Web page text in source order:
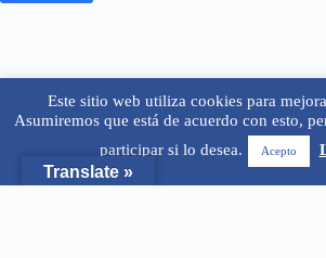
Copyright © 2026 - Tema para WordPress
Este sitio web utiliza cookies para
Asumiremos que está de acuerdo con esto,
participar si lo desea.
Acepto
Translate »